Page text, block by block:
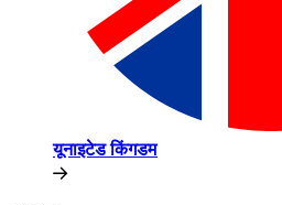
यूनाइटेड किंगडम​​